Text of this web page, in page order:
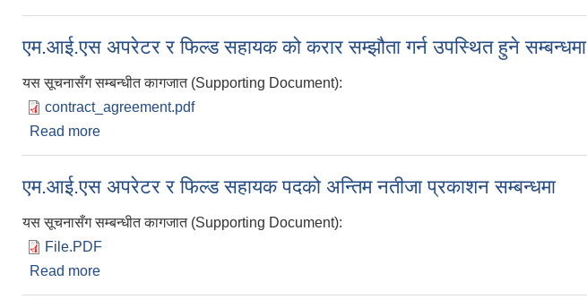
एम.आई.एस अपरेटर र फिल्ड सहायक को करार सम्झौता गर्न उपस्थित हुने सम्बन्धमा
यस सूचनासँग सम्बन्धीत कागजात (Supporting Document):
contract_agreement.pdf
Read more
एम.आई.एस अपरेटर र फिल्ड सहायक पदको अन्तिम नतीजा प्रकाशन सम्बन्धमा
यस सूचनासँग सम्बन्धीत कागजात (Supporting Document):
File.PDF
Read more